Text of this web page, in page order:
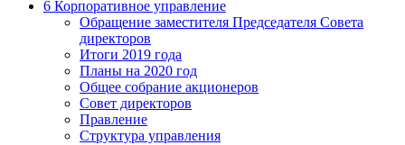
6 Корпоративное управление
Обращение заместителя Председателя Совета
директоров
Итоги 2019 года
Планы на 2020 год
Общее собрание акционеров
Совет директоров
Правление
Структура управления